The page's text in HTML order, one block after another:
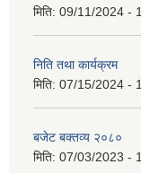
मिति: 09/11/2024 -
निति तथा कार्यक्रम
मिति: 07/15/2024 -
बजेट बक्तव्य २०८०
मिति: 07/03/2023 -